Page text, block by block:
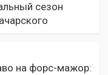
сезон
на форс-мажор: